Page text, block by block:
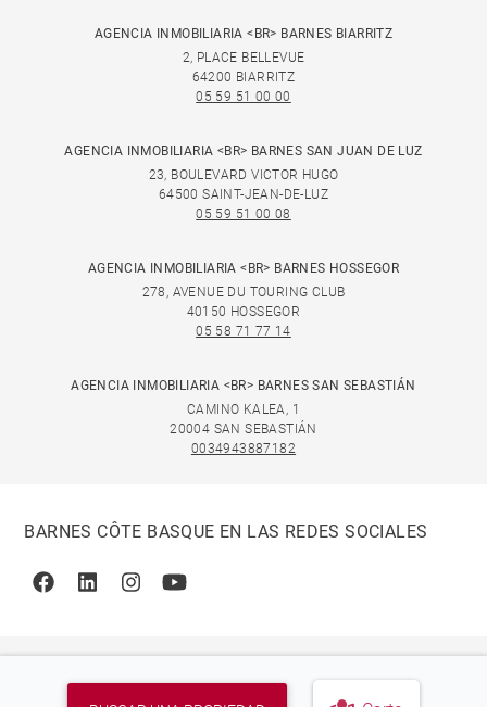
AGENCIA INMOBILIARIA <BR> BARNES BIARRITZ
2, PLACE BELLEVUE
64200 BIARRITZ
05 59 51 00 00
AGENCIA INMOBILIARIA <BR> BARNES SAN JUAN DE LUZ
23, BOULEVARD VICTOR HUGO
64500 SAINT-JEAN-DE-LUZ
05 59 51 00 08
AGENCIA INMOBILIARIA <BR> BARNES HOSSEGOR
278, AVENUE DU TOURING CLUB
40150 HOSSEGOR
05 58 71 77 14
AGENCIA INMOBILIARIA <BR> BARNES SAN SEBASTIÁN
CAMINO KALEA, 1
20004 SAN SEBASTIÁN
0034943887182
BARNES CÔTE BASQUE EN LAS REDES SOCIALES
FacebookLinkedinInstagramYoutube